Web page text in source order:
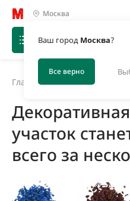
Москва
Ваш город Москва?
Все верно
Главная
участок
всего за